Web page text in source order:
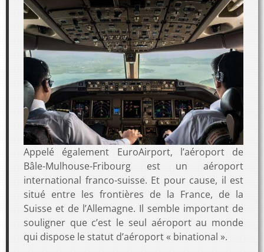
Appelé également EuroAirport, l’aéroport de
Bâle-Mulhouse-Fribourg est un aéroport
international franco-suisse. Et pour cause, il est
situé entre les frontières de la France, de la
Suisse et de l’Allemagne. Il semble important de
souligner que c’est le seul aéroport au monde
qui dispose le statut d’aéroport « binational ».